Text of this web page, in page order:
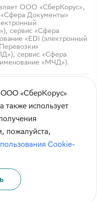
ООО «СберКорус»,
Документы»
сервис «Сфера
«EDI (электронный
сервис «Сфера
«МЧД»).
60А
ООО «СберКорус»
также использует
пожалуйста,
Cookie-